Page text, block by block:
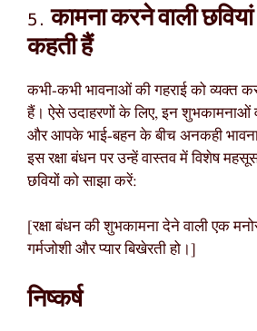
5. कामना करने वाली
कहती हैं
कभी-कभी भावनाओं की गहराई को व्यक्त
हैं। ऐसे उदाहरणों के लिए, इन शुभकामनाओं
और आपके भाई-बहन के बीच अनकही
इस रक्षा बंधन पर उन्हें वास्तव में विशेष
छवियों को साझा करें:
[रक्षा बंधन की शुभकामना देने वाली एक
गर्मजोशी और प्यार बिखेरती हो।]
निष्कर्ष